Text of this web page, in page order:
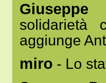
Giuseppe
solidarietà
aggiunge
miro - Lo